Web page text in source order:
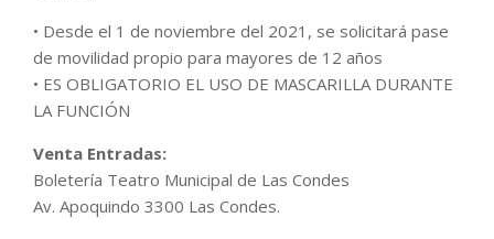
• Desde el 1 de noviembre del 2021, se solicitará pase
de movilidad propio para mayores de 12 años
• ES OBLIGATORIO EL USO DE MASCARILLA DURANTE
LA FUNCIÓN
Venta Entradas:
Boletería Teatro Municipal de Las Condes
Av. Apoquindo 3300 Las Condes.